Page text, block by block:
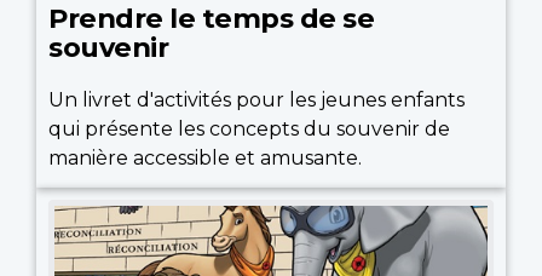
Prendre le temps de se
souvenir
Un livret d'activités pour les jeunes enfants
qui présente les concepts du souvenir de
manière accessible et amusante.